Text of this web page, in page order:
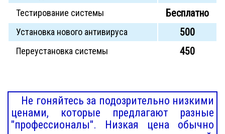
Тестирование системы Бесплатно
Установка нового антивируса 500
Переустановка системы 450
Не гоняйтесь за подозрительно низкими
ценами, которые предлагают разные
"профессионалы". Низкая цена обычно